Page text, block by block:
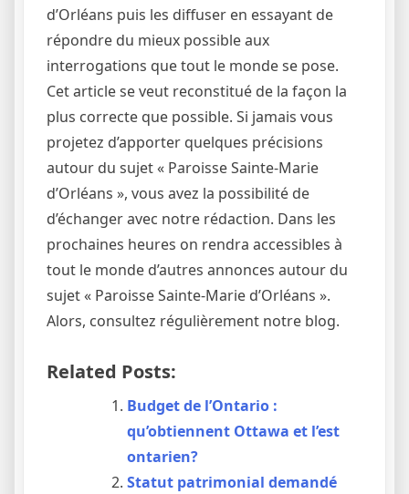
d’Orléans puis les diffuser en essayant de
répondre du mieux possible aux
interrogations que tout le monde se pose.
Cet article se veut reconstitué de la façon la
plus correcte que possible. Si jamais vous
projetez d’apporter quelques précisions
autour du sujet « Paroisse Sainte-Marie
d’Orléans », vous avez la possibilité de
d’échanger avec notre rédaction. Dans les
prochaines heures on rendra accessibles à
tout le monde d’autres annonces autour du
sujet « Paroisse Sainte-Marie d’Orléans ».
Alors, consultez régulièrement notre blog.
Related Posts:
Budget de l’Ontario :
qu’obtiennent Ottawa et l’est
ontarien?
Statut patrimonial demandé